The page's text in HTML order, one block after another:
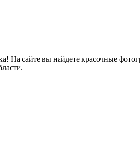
сайте вы найдете красочные